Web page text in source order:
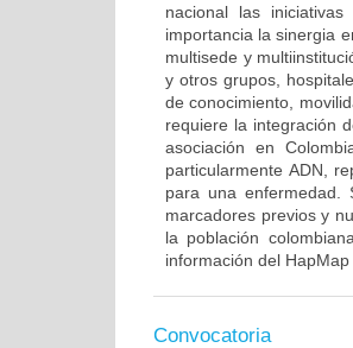
nacional las
importancia la sinergia
multisede y
y otros grupos,
de conocimiento,
requiere la integración
asociación en
particularmente ADN,
para una enfermedad.
marcadores previos y
la población
información del
Convocatoria